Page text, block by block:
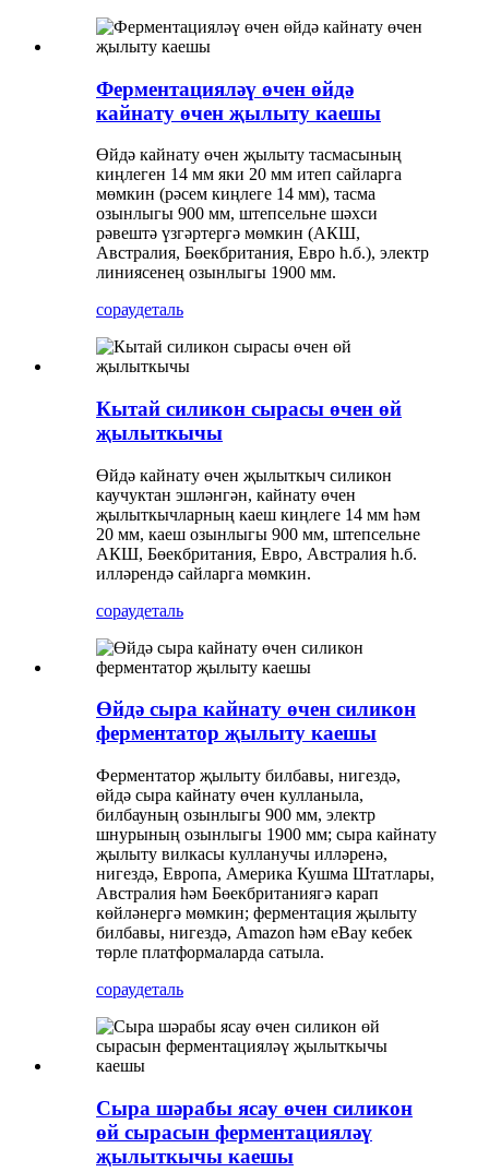
Ферментацияләү өчен өйдә
кайнату өчен җылыту каешы
Өйдә кайнату өчен җылыту тасмасының
киңлеген 14 мм яки 20 мм итеп сайларга
мөмкин (рәсем киңлеге 14 мм), тасма
озынлыгы 900 мм, штепсельне шәхси
рәвештә үзгәртергә мөмкин (АКШ,
Австралия, Бөекбритания, Евро һ.б.), электр
линиясенең озынлыгы 1900 мм.
сораудеталь
Кытай силикон сырасы өчен өй
җылыткычы
Өйдә кайнату өчен җылыткыч силикон
каучуктан эшләнгән, кайнату өчен
җылыткычларның каеш киңлеге 14 мм һәм
20 мм, каеш озынлыгы 900 мм, штепсельне
АКШ, Бөекбритания, Евро, Австралия һ.б.
илләрендә сайларга мөмкин.
сораудеталь
Өйдә сыра кайнату өчен силикон
ферментатор җылыту каешы
Ферментатор җылыту билбавы, нигездә,
өйдә сыра кайнату өчен кулланыла,
билбауның озынлыгы 900 мм, электр
шнурының озынлыгы 1900 мм; сыра кайнату
җылыту вилкасы кулланучы илләренә,
нигездә, Европа, Америка Кушма Штатлары,
Австралия һәм Бөекбританиягә карап
көйләнергә мөмкин; ферментация җылыту
билбавы, нигездә, Amazon һәм eBay кебек
төрле платформаларда сатыла.
сораудеталь
Сыра шәрабы ясау өчен силикон
өй сырасын ферментацияләү
җылыткычы каешы